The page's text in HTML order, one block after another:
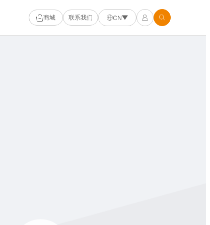
商城 联系我们 CN